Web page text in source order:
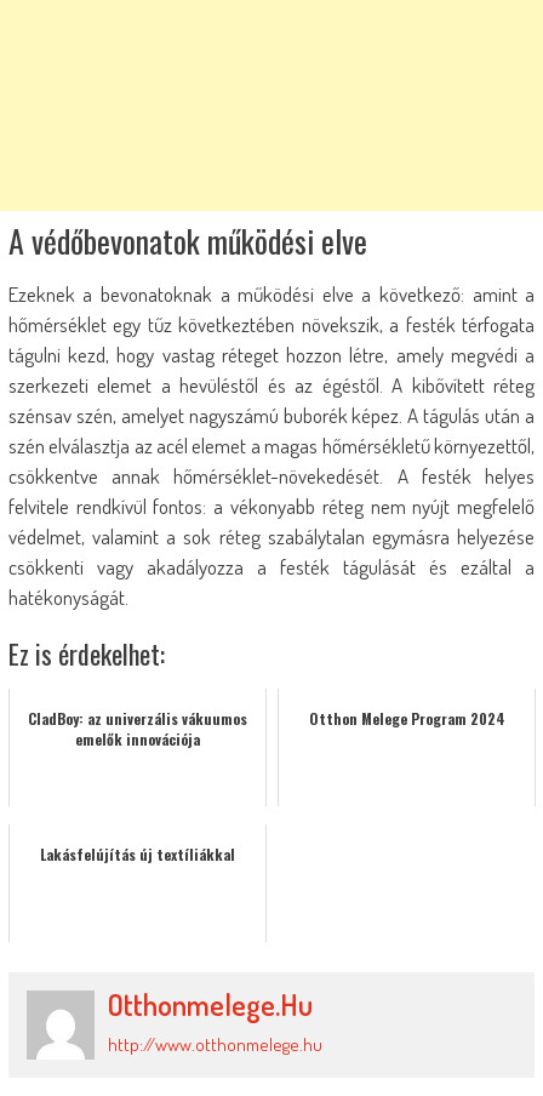
A védőbevonatok működési elve
Ezeknek a bevonatoknak a működési elve a következő: amint a
hőmérséklet egy tűz következtében növekszik, a festék térfogata
tágulni kezd, hogy vastag réteget hozzon létre, amely megvédi a
szerkezeti elemet a hevüléstől és az égéstől. A kibővített réteg
szénsav szén, amelyet nagyszámú buborék képez. A tágulás után a
szén elválasztja az acél elemet a magas hőmérsékletű környezettől,
csökkentve annak hőmérséklet-növekedését. A festék helyes
felvitele rendkívül fontos: a vékonyabb réteg nem nyújt megfelelő
védelmet, valamint a sok réteg szabálytalan egymásra helyezése
csökkenti vagy akadályozza a festék tágulását és ezáltal a
hatékonyságát.
Ez is érdekelhet:
CladBoy: az univerzális vákuumos
emelők innovációja
Otthon Melege Program 2024
Lakásfelújítás új textíliákkal
Otthonmelege.hu
http://www.otthonmelege.hu